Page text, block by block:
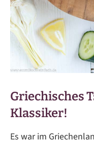
Griechisches
Klassiker!
Es war im